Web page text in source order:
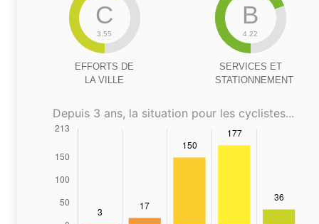
C
3.55
EFFORTS DE
LA VILLE
B
4.22
SERVICES ET
STATIONNEMENT
Depuis 3 ans, la situation pour les cyclistes...